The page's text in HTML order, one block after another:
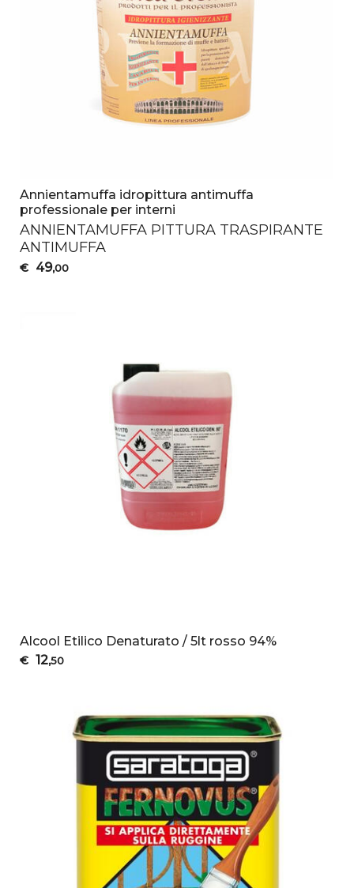
Annientamuffa idropittura antimuffa
professionale per interni
ANNIENTAMUFFA PITTURA TRASPIRANTE
ANTIMUFFA
€ 49,00
Alcool Etilico Denaturato / 5lt rosso 94%
€ 12,50